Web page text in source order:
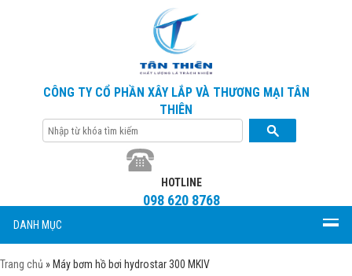
CÔNG TY CỔ PHẦN XÂY LẮP VÀ THƯƠNG MẠI TÂN
THIÊN
HOTLINE
098 620 8768
DANH MỤC
Trang chủ » Máy bơm hồ bơi hydrostar 300 MKIV